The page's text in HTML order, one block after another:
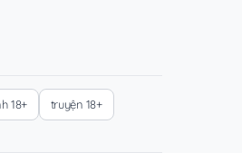
18+ truyện 18+